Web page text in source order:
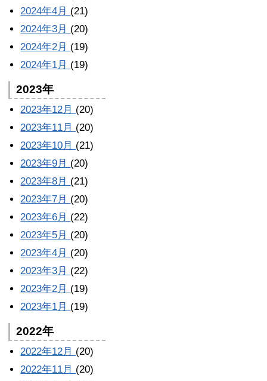
2024年4月 (21)
2024年3月 (20)
2024年2月 (19)
2024年1月 (19)
2023年
2023年12月 (20)
2023年11月 (20)
2023年10月 (21)
2023年9月 (20)
2023年8月 (21)
2023年7月 (20)
2023年6月 (22)
2023年5月 (20)
2023年4月 (20)
2023年3月 (22)
2023年2月 (19)
2023年1月 (19)
2022年
2022年12月 (20)
2022年11月 (20)